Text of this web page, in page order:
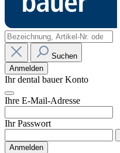
Suchen
Anmelden
Ihr dental bauer Konto
Ihre E-Mail-Adresse
Ihr Passwort
Anmelden